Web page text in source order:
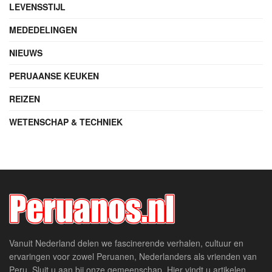
LEVENSSTIJL
MEDEDELINGEN
NIEUWS
PERUAANSE KEUKEN
REIZEN
WETENSCHAP & TECHNIEK
Vanuit Nederland delen we fascinerende verhalen, cultuur en
ervaringen voor zowel Peruanen, Nederlanders als vrienden van